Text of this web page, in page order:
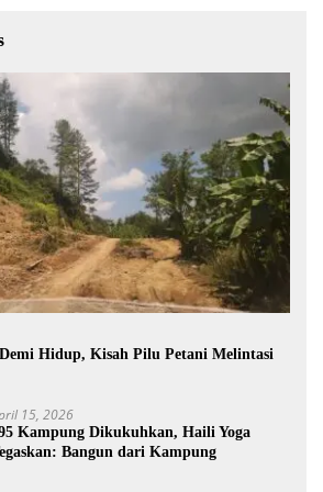
Hidup, Kisah Pilu Petani Melintasi
15, 2026
Kampung Dikukuhkan, Haili Yoga
Bangun dari Kampung